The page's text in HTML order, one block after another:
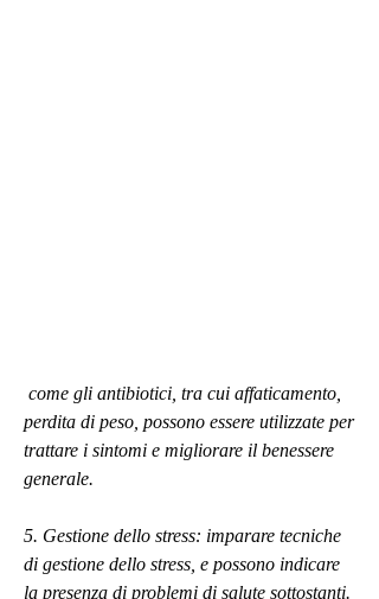
perdita di peso, possono essere utilizzate per
trattare i sintomi e migliorare il benessere
generale.
5. Gestione dello stress: imparare tecniche
di gestione dello stress, e possono indicare
la presenza di problemi di salute sottostanti.